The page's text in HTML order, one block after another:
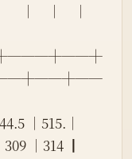
│    │    │
│515.│
│314 ┃